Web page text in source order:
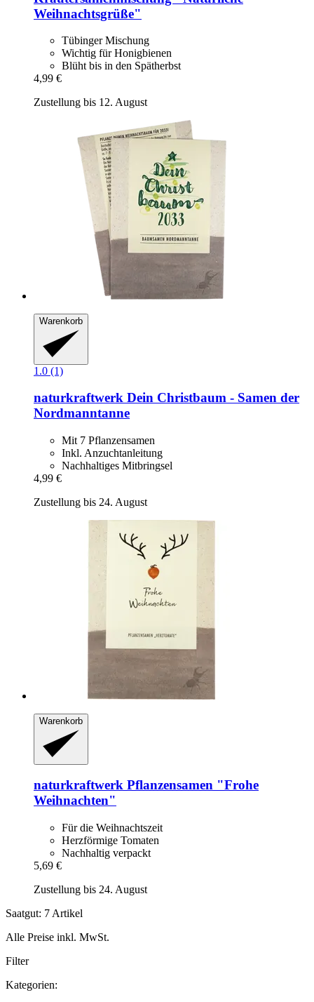
Weihnachtsgrüße"
Tübinger Mischung
Wichtig für Honigbienen
Blüht bis in den Spätherbst
4,99 €
Zustellung bis 12. August
Warenkorb
1.0 (1)
naturkraftwerk Dein Christbaum -​ Samen der
Nordmanntanne
Mit 7 Pflanzensamen
Inkl. Anzuchtanleitung
Nachhaltiges Mitbringsel
4,99 €
Zustellung bis 24. August
Warenkorb
naturkraftwerk Pflanzensamen "Frohe
Weihnachten"
Für die Weihnachtszeit
Herzförmige Tomaten
Nachhaltig verpackt
5,69 €
Zustellung bis 24. August
Saatgut: 7 Artikel
Alle Preise inkl. MwSt.
Filter
Kategorien: